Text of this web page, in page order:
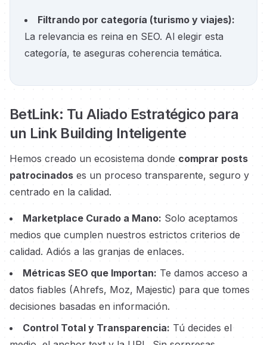
Filtrando por categoría (turismo y viajes):
La relevancia es reina en SEO. Al elegir esta
categoría, te aseguras coherencia temática.
BetLink: Tu Aliado Estratégico para
un Link Building Inteligente
Hemos creado un ecosistema donde comprar posts
patrocinados es un proceso transparente, seguro y
centrado en la calidad.
Marketplace Curado a Mano: Solo aceptamos
medios que cumplen nuestros estrictos criterios de
calidad. Adiós a las granjas de enlaces.
Métricas SEO que Importan: Te damos acceso a
datos fiables (Ahrefs, Moz, Majestic) para que tomes
decisiones basadas en información.
Control Total y Transparencia: Tú decides el